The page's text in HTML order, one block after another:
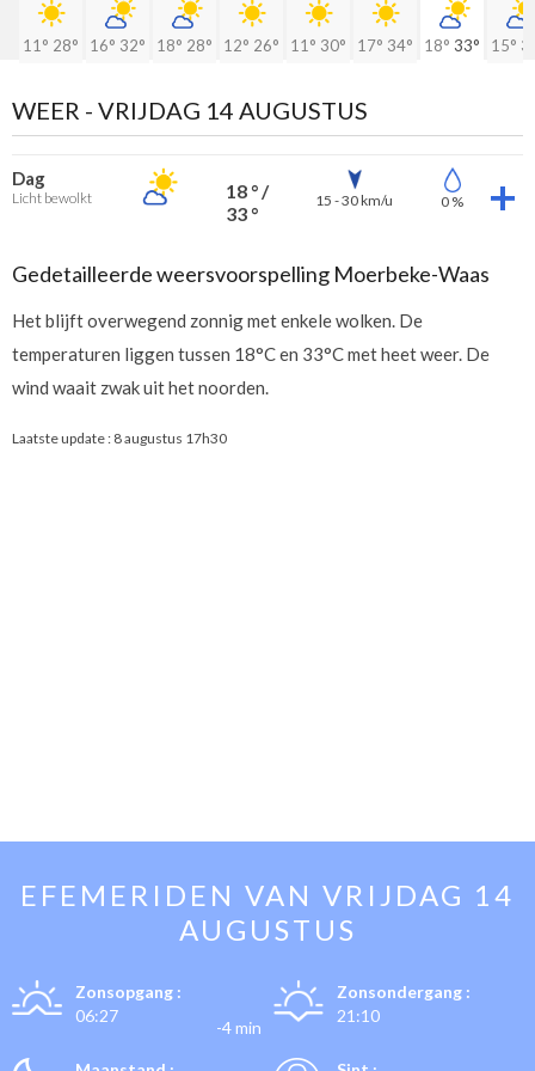
11° 28° 16° 32° 18° 28° 12° 26° 11° 30° 17° 34° 18° 33° 15°
WEER - VRIJDAG 14 AUGUSTUS
Dag
Licht bewolkt
18 ° /
33 °
15 - 30 km/u 0 %
Gedetailleerde weersvoorspelling Moerbeke-Waas
Het blijft overwegend zonnig met enkele wolken. De
temperaturen liggen tussen 18°C en 33°C met heet weer. De
wind waait zwak uit het noorden.
Laatste update : 8 augustus 17h30
EFEMERIDEN VAN VRIJDAG 14
AUGUSTUS
Zonsopgang :
06:27
-4 min
Zonsondergang :
21:10